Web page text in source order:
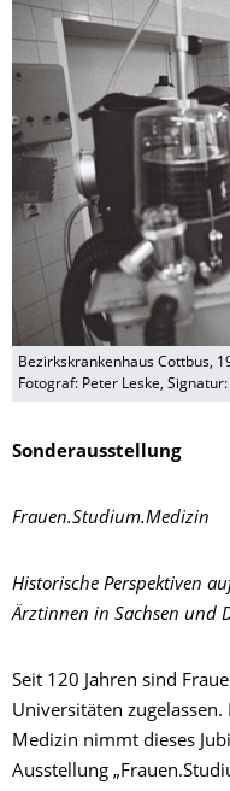
Bezirkskrankenhaus Cottbus,
Fotograf: Peter Leske,
Sonderausstellung
Frauen.Studium.Medizin
Historische Perspektiven
Ärztinnen in Sachsen und
Seit 120 Jahren sind
Universitäten
Medizin nimmt dieses
Ausstellung